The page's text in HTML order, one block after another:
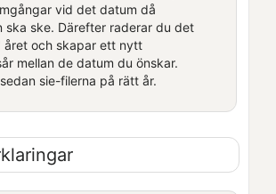
vid det datum då
ska ske. Därefter raderar du det
året och skapar ett nytt
mellan de datum du önskar.
sie-filerna på rätt år.